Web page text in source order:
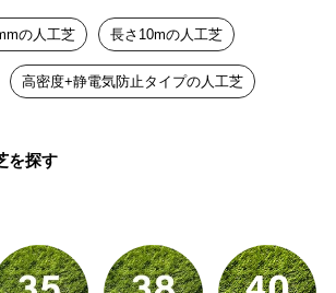
の人工芝 長さ10mの人工芝
高密度+静電気防止タイプの人工芝
を探す